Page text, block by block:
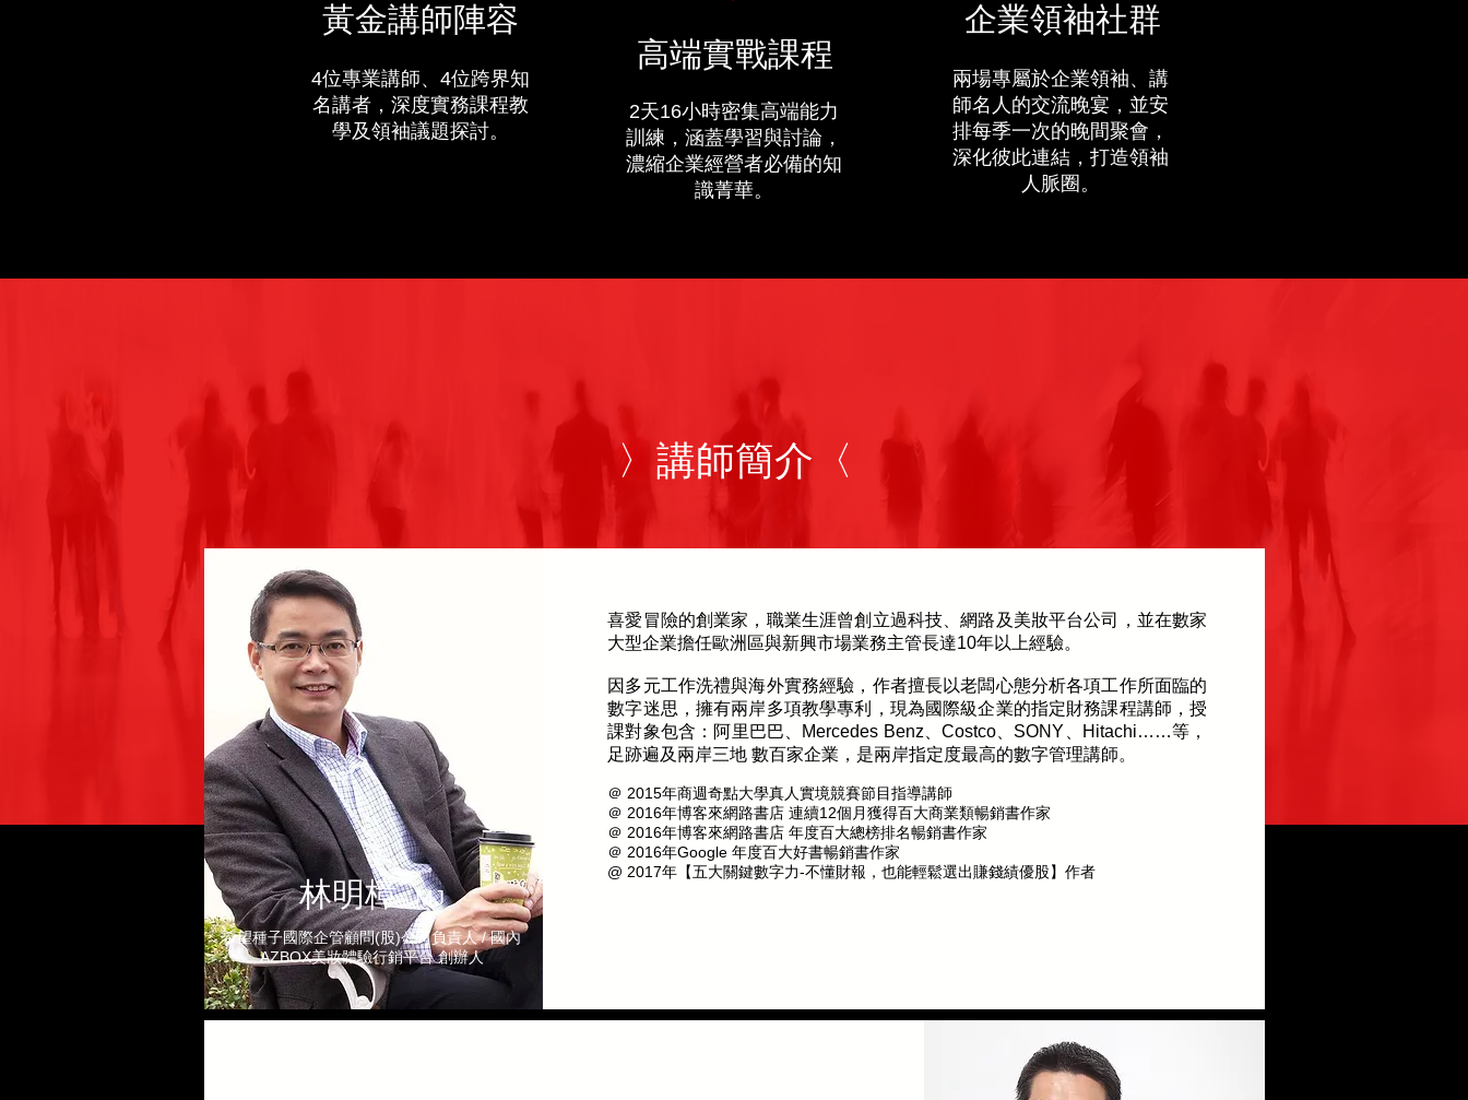
黃金講師陣容
4位專業講師、4位跨界知
名講者，深度實務課程教
學及領袖議題探討。
高端實戰課程
2天16小時密集高端能力
訓練，涵蓋學習與討論，
濃縮企業經營者必備的知
識菁華。
企業領袖社群
兩場專屬於企業領袖、講
師名人的交流晚宴，並安
排每季一次的晚間聚會，
深化彼此連結，打造領袖
人脈圈。
〉講師簡介〈
喜愛冒險的創業家，職業生涯曾創立過科技、網路及美妝平台公司，並在數家
大型企業擔任歐洲區與新興市場業務主管長達10年以上經驗。
因多元工作洗禮與海外實務經驗，作者擅長以老闆心態分析各項工作所面臨的
數字迷思，擁有兩岸多項教學專利，現為國際級企業的指定財務課程講師，授
課對象包含：阿里巴巴、Mercedes Benz、Costco、SONY、Hitachi……等，
足跡遍及兩岸三地 數百家企業，是兩岸指定度最高的數字管理講師。
＠ 2015年商週奇點大學真人實境競賽節目指導講師
＠ 2016年博客來網路書店 連續12個月獲得百大商業類暢銷書作家
＠ 2016年博客來網路書店 年度百大總榜排名暢銷書作家
＠ 2016年Google 年度百大好書暢銷書作家
@ 2017年【五大關鍵數字力-不懂財報，也能輕鬆選出賺錢績優股】作者
林明樟MJ
希望種子國際企管顧問(股)公司負責人 / 國內
AZBOX美妝體驗行銷平台 創辦人